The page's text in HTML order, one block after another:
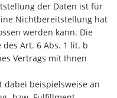
der Daten ist für
Nichtbereitstellung hat
werden kann. Die
Art. 6 Abs. 1 lit. b
Vertrags mit Ihnen
dabei beispielsweise an